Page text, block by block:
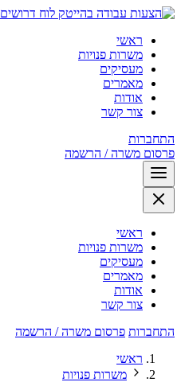
לוח דרושים
ראשי
משרות פנויות
מעסיקים
מאמרים
אודות
צור קשר
התחברות
פרסום משרה / הרשמה
ראשי
משרות פנויות
מעסיקים
מאמרים
אודות
צור קשר
התחברות פרסום משרה / הרשמה
ראשי
משרות פנויות